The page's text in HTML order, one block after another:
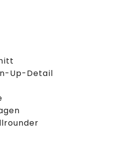
Up-Detail